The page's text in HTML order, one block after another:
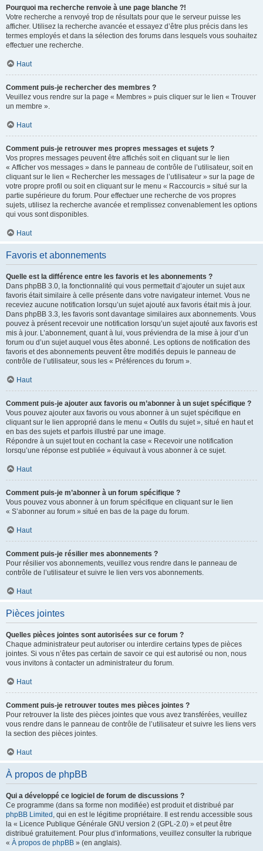
Pourquoi ma recherche renvoie à une page blanche ?!
Votre recherche a renvoyé trop de résultats pour que le serveur puisse les
afficher. Utilisez la recherche avancée et essayez d’être plus précis dans les
termes employés et dans la sélection des forums dans lesquels vous souhaitez
effectuer une recherche.
Haut
Comment puis-je rechercher des membres ?
Veuillez vous rendre sur la page « Membres » puis cliquer sur le lien « Trouver
un membre ».
Haut
Comment puis-je retrouver mes propres messages et sujets ?
Vos propres messages peuvent être affichés soit en cliquant sur le lien
« Afficher vos messages » dans le panneau de contrôle de l’utilisateur, soit en
cliquant sur le lien « Rechercher les messages de l’utilisateur » sur la page de
votre propre profil ou soit en cliquant sur le menu « Raccourcis » situé sur la
partie supérieure du forum. Pour effectuer une recherche de vos propres
sujets, utilisez la recherche avancée et remplissez convenablement les options
qui vous sont disponibles.
Haut
Favoris et abonnements
Quelle est la différence entre les favoris et les abonnements ?
Dans phpBB 3.0, la fonctionnalité qui vous permettait d’ajouter un sujet aux
favoris était similaire à celle présente dans votre navigateur internet. Vous ne
receviez aucune notification lorsqu’un sujet ajouté aux favoris était mis à jour.
Dans phpBB 3.3, les favoris sont davantage similaires aux abonnements. Vous
pouvez à présent recevoir une notification lorsqu’un sujet ajouté aux favoris est
mis à jour. L’abonnement, quant à lui, vous préviendra de la mise à jour d’un
forum ou d’un sujet auquel vous êtes abonné. Les options de notification des
favoris et des abonnements peuvent être modifiés depuis le panneau de
contrôle de l’utilisateur, sous les « Préférences du forum ».
Haut
Comment puis-je ajouter aux favoris ou m’abonner à un sujet spécifique ?
Vous pouvez ajouter aux favoris ou vous abonner à un sujet spécifique en
cliquant sur le lien approprié dans le menu « Outils du sujet », situé en haut et
en bas des sujets et parfois illustré par une image.
Répondre à un sujet tout en cochant la case « Recevoir une notification
lorsqu’une réponse est publiée » équivaut à vous abonner à ce sujet.
Haut
Comment puis-je m’abonner à un forum spécifique ?
Vous pouvez vous abonner à un forum spécifique en cliquant sur le lien
« S’abonner au forum » situé en bas de la page du forum.
Haut
Comment puis-je résilier mes abonnements ?
Pour résilier vos abonnements, veuillez vous rendre dans le panneau de
contrôle de l’utilisateur et suivre le lien vers vos abonnements.
Haut
Pièces jointes
Quelles pièces jointes sont autorisées sur ce forum ?
Chaque administrateur peut autoriser ou interdire certains types de pièces
jointes. Si vous n’êtes pas certain de savoir ce qui est autorisé ou non, nous
vous invitons à contacter un administrateur du forum.
Haut
Comment puis-je retrouver toutes mes pièces jointes ?
Pour retrouver la liste des pièces jointes que vous avez transférées, veuillez
vous rendre dans le panneau de contrôle de l’utilisateur et suivre les liens vers
la section des pièces jointes.
Haut
À propos de phpBB
Qui a développé ce logiciel de forum de discussions ?
Ce programme (dans sa forme non modifiée) est produit et distribué par
phpBB Limited , qui en est le légitime propriétaire. Il est rendu accessible sous
la « Licence Publique Générale GNU version 2 (GPL-2.0) » et peut être
distribué gratuitement. Pour plus d’informations, veuillez consulter la rubrique
« À propos de phpBB » (en anglais).